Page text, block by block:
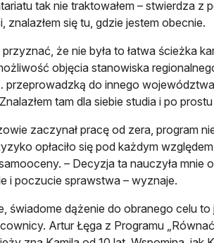
tak nie traktowałem – stwierdza z
znalazłem się tu, gdzie jestem obecnie.
że nie była to łatwa ścieżka
objęcia stanowiska
przeprowadzką do innego
tam dla siebie studia i po
zaczynał pracę od zera, program
opłaciło się pod każdym
– Decyzja ta nauczyła
i poczucie sprawstwa – wyznaje.
świadome dążenie do obranego celu
Artur Łęga z Programu